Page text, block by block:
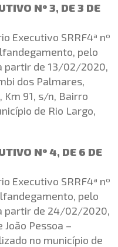
Nº 3, DE 3 DE
Executivo SRRF4ª nº
pelo
partir de 13/02/2020,
dos Palmares,
Km 91, s/n, Bairro
de Rio Largo,
Nº 4, DE 6 DE
Executivo SRRF4ª nº
pelo
partir de 24/02/2020,
Pessoa –
no município de